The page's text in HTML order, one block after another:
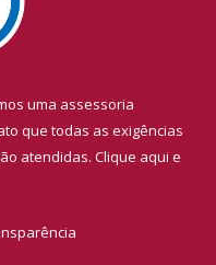
uma assessoria
que todas as exigências
atendidas. Clique aqui e